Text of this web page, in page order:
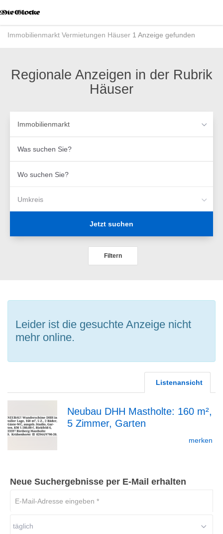
Modus
aktivieren
zur
Inhalt
Immobilienmarkt Vermietungen Häuser 1 Anzeige gefunden
Regionale Anzeigen in der Rubrik
Häuser
Immobilienmarkt
suchen
Sie?
suchen
Umkreis
Jetzt suchen
Filtern
Leider ist die gesuchte Anzeige nicht
mehr online.
Listenansicht
zur
Neubau DHH Mastholte: 160 m²,
5 Zimmer, Garten
merken
Neue Suchergebnisse per E-Mail erhalten
Adresse
täglich